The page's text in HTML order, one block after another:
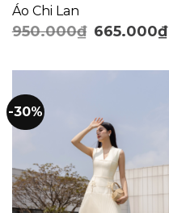
Áo Chi Lan
950.000₫ 665.000₫
-30%